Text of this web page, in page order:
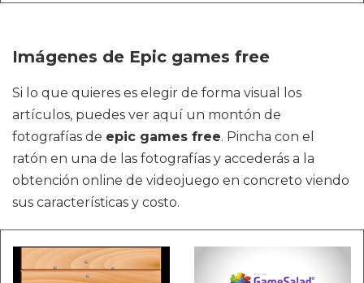
Imágenes de Epic games free
Si lo que quieres es elegir de forma visual los
artículos, puedes ver aquí un montón de
fotografías de epic games free. Pincha con el
ratón en una de las fotografías y accederás a la
obtención online de videojuego en concreto viendo
sus características y costo.